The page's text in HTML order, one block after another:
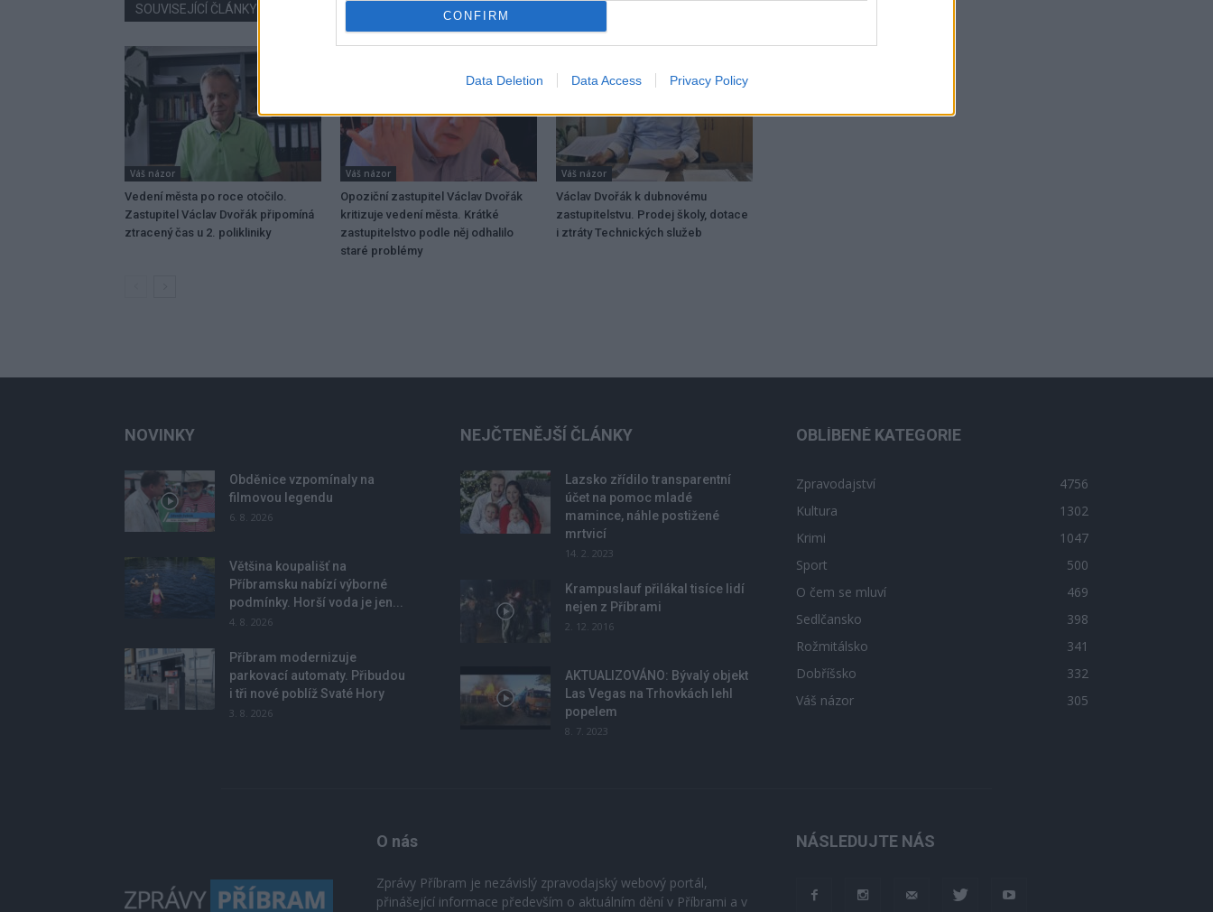
CONFIRM
Data Deletion Data Access Privacy Policy
SOUVISEJÍCÍ ČLÁNKY
Váš názor
Vedení města po roce otočilo.
Zastupitel Václav Dvořák připomíná
ztracený čas u 2. polikliniky
Váš názor
Opoziční zastupitel Václav Dvořák
kritizuje vedení města. Krátké
zastupitelstvo podle něj odhalilo
staré problémy
Váš názor
Václav Dvořák k dubnovému
zastupitelstvu. Prodej školy, dotace
i ztráty Technických služeb
NOVINKY
Obděnice vzpomínaly na
filmovou legendu
6. 8. 2026
Většina koupališť na
Příbramsku nabízí výborné
podmínky. Horší voda je jen...
4. 8. 2026
Příbram modernizuje
parkovací automaty. Přibudou
i tři nové poblíž Svaté Hory
3. 8. 2026
NEJČTENĚJŠÍ ČLÁNKY
Lazsko zřídilo transparentní
účet na pomoc mladé
mamince, náhle postižené
mrtvicí
14. 2. 2023
Krampuslauf přilákal tisíce lidí
nejen z Příbrami
2. 12. 2016
AKTUALIZOVÁNO: Bývalý objekt
Las Vegas na Trhovkách lehl
popelem
8. 7. 2023
OBLÍBENÉ KATEGORIE
Zpravodajství
4756
Kultura
1302
Krimi
1047
Sport
500
O čem se mluví
469
Sedlčansko
398
Rožmitálsko
341
Dobříšsko
332
Váš názor
305
O nás
Zprávy Příbram je nezávislý zpravodajský webový portál,
přinášející informace především o aktuálním dění v Příbrami a v
NÁSLEDUJTE NÁS